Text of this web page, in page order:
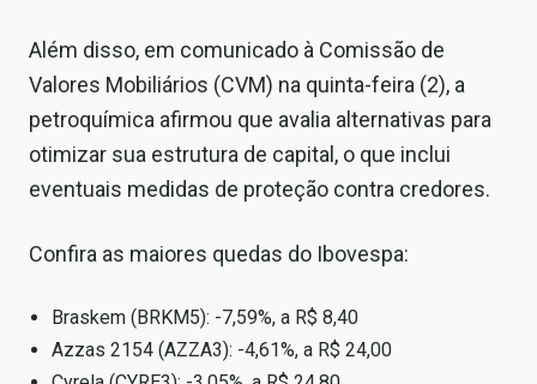
Além disso, em comunicado à Comissão de
Valores Mobiliários (CVM) na quinta-feira (2), a
petroquímica afirmou que avalia alternativas para
otimizar sua estrutura de capital, o que inclui
eventuais medidas de proteção contra credores.
Confira as maiores quedas do Ibovespa:
Braskem (BRKM5): -7,59%, a R$ 8,40
Azzas 2154 (AZZA3): -4,61%, a R$ 24,00